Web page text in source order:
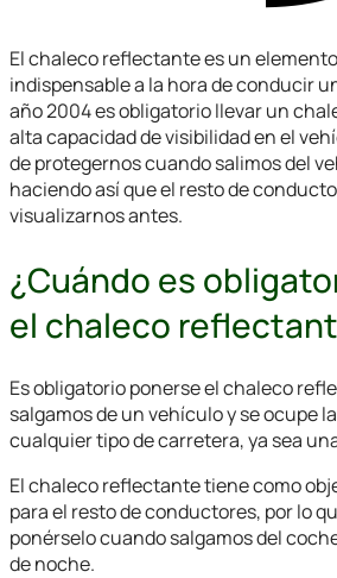
El chaleco reflectante es un
indispensable a la hora de conducir
año 2004 es obligatorio llevar un
alta capacidad de visibilidad en el
de protegernos cuando salimos del
haciendo así que el resto de
visualizarnos antes.
¿Cuándo es
el chaleco
Es obligatorio ponerse el chaleco
salgamos de un vehículo y se ocupe
cualquier tipo de carretera, ya sea
El chaleco reflectante tiene como
para el resto de conductores, por lo
ponérselo cuando salgamos del
de noche.